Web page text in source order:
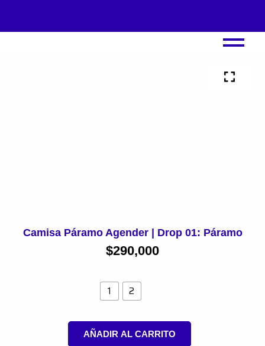
contenido
Camisa Páramo Agender | Drop 01: Páramo
$290,000
1 2
AÑADIR AL CARRITO